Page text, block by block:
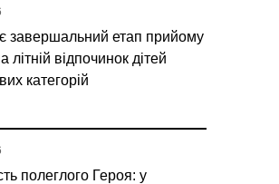
завершальний етап прийому
літній відпочинок дітей
категорій
полеглого Героя: у